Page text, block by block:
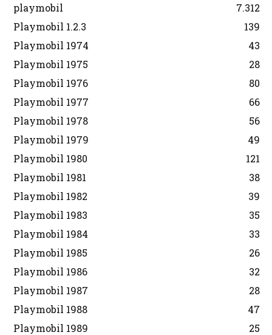
playmobil
7.312
Playmobil 1.2.3
139
Playmobil 1974
43
Playmobil 1975
28
Playmobil 1976
80
Playmobil 1977
66
Playmobil 1978
56
Playmobil 1979
49
Playmobil 1980
121
Playmobil 1981
38
Playmobil 1982
39
Playmobil 1983
35
Playmobil 1984
33
Playmobil 1985
26
Playmobil 1986
32
Playmobil 1987
28
Playmobil 1988
47
Playmobil 1989
25